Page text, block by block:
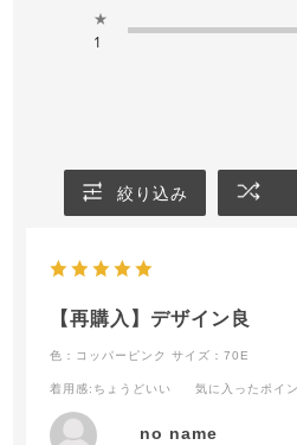
★
1
絞り込み
【再購入】デザイン良
色：コッパーピンク サイズ：70E
着用感:ちょうどいい 気に入ったポイ
no name